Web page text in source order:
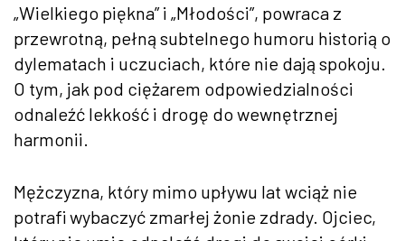
„Wielkiego piękna” i „Młodości”, powraca z
przewrotną, pełną subtelnego humoru historią o
dylematach i uczuciach, które nie dają spokoju.
O tym, jak pod ciężarem odpowiedzialności
odnaleźć lekkość i drogę do wewnętrznej
harmonii.
Mężczyzna, który mimo upływu lat wciąż nie
potrafi wybaczyć zmarłej żonie zdrady. Ojciec,